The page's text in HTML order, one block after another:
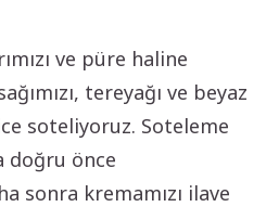
ve püre haline
tereyağı ve beyaz
soteliyoruz. Soteleme
doğru önce
sonra kremamızı ilave